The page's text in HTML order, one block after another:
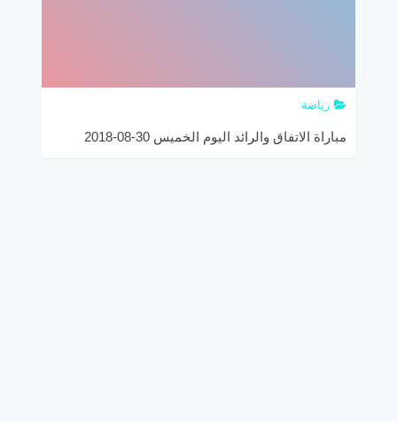
رياضة
مباراة الاتفاق والرائد اليوم الخميس 30-08-2018